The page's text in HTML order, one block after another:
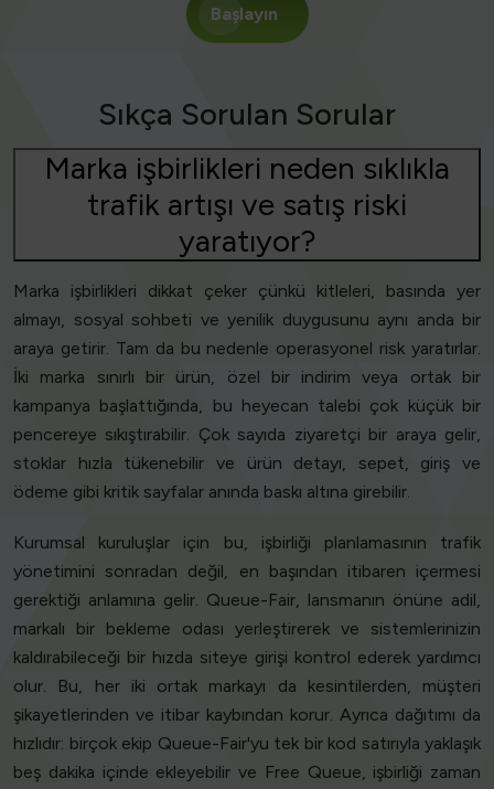
Başlayın
Sıkça Sorulan Sorular
Marka işbirlikleri neden sıklıkla
trafik artışı ve satış riski
yaratıyor?
Marka işbirlikleri dikkat çeker çünkü kitleleri, basında yer
almayı, sosyal sohbeti ve yenilik duygusunu aynı anda bir
araya getirir. Tam da bu nedenle operasyonel risk yaratırlar.
İki marka sınırlı bir ürün, özel bir indirim veya ortak bir
kampanya başlattığında, bu heyecan talebi çok küçük bir
pencereye sıkıştırabilir. Çok sayıda ziyaretçi bir araya gelir,
stoklar hızla tükenebilir ve ürün detayı, sepet, giriş ve
ödeme gibi kritik sayfalar anında baskı altına girebilir.
Kurumsal kuruluşlar için bu, işbirliği planlamasının trafik
yönetimini sonradan değil, en başından itibaren içermesi
gerektiği anlamına gelir. Queue-Fair, lansmanın önüne adil,
markalı bir bekleme odası yerleştirerek ve sistemlerinizin
kaldırabileceği bir hızda siteye girişi kontrol ederek yardımcı
olur. Bu, her iki ortak markayı da kesintilerden, müşteri
şikayetlerinden ve itibar kaybından korur. Ayrıca dağıtımı da
hızlıdır: birçok ekip Queue-Fair'yu tek bir kod satırıyla yaklaşık
beş dakika içinde ekleyebilir ve Free Queue, işbirliği zaman